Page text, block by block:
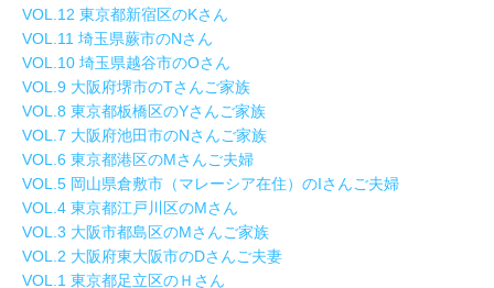
VOL.12 東京都新宿区のKさん
VOL.11 埼玉県蕨市のNさん
VOL.10 埼玉県越谷市のOさん
VOL.9 大阪府堺市のTさんご家族
VOL.8 東京都板橋区のYさんご家族
VOL.7 大阪府池田市のNさんご家族
VOL.6 東京都港区のMさんご夫婦
VOL.5 岡山県倉敷市（マレーシア在住）のIさんご夫婦
VOL.4 東京都江戸川区のMさん
VOL.3 大阪市都島区のMさんご家族
VOL.2 大阪府東大阪市のDさんご夫妻
VOL.1 東京都足立区のＨさん